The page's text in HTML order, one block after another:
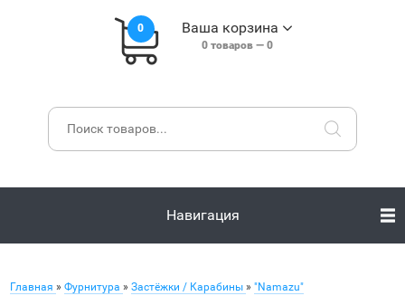
0 Ваша корзина
0товаров — 0
Навигация
Главная » Фурнитура » Застёжки / Карабины » "Namazu"